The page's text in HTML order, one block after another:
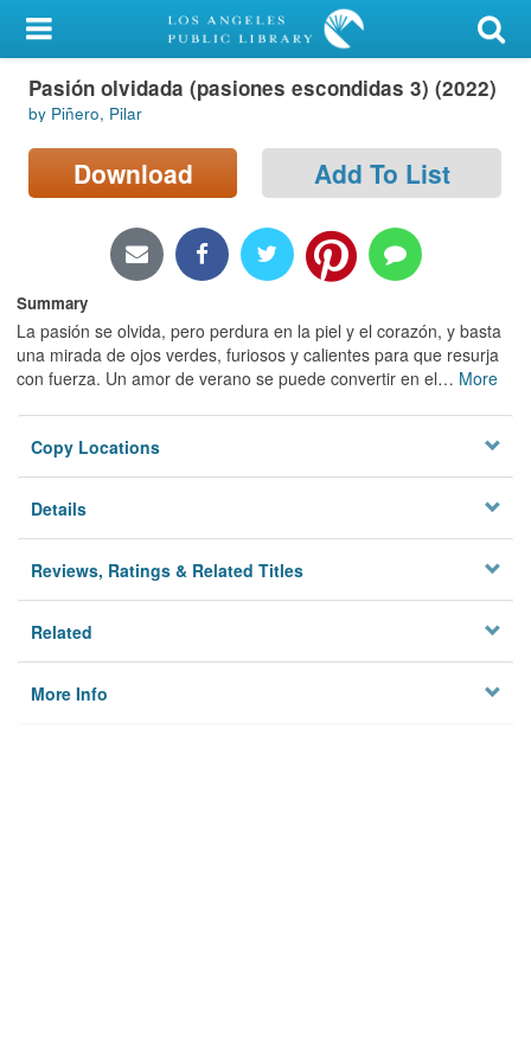
My Account
Library Card
Sign In
Locations/Hours (external
page)
Privacy
Pasión olvidada (pasiones escondidas 3) (2022)
by Piñero, Pilar
Download Add To List
Summary
La pasión se olvida, pero perdura en la piel y el corazón, y basta
una mirada de ojos verdes, furiosos y calientes para que resurja
con fuerza. Un amor de verano se puede convertir en el… More
Copy Locations
Details
Reviews, Ratings & Related Titles
Related
More Info